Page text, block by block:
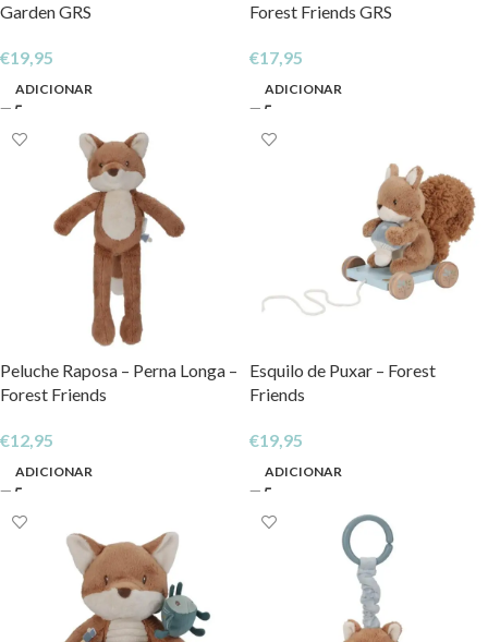
Garden GRS
€19,95
ADICIONAR
Forest Friends GRS
€17,95
ADICIONAR
Peluche Raposa – Perna Longa –
Forest Friends
€12,95
ADICIONAR
Esquilo de Puxar – Forest
Friends
€19,95
ADICIONAR